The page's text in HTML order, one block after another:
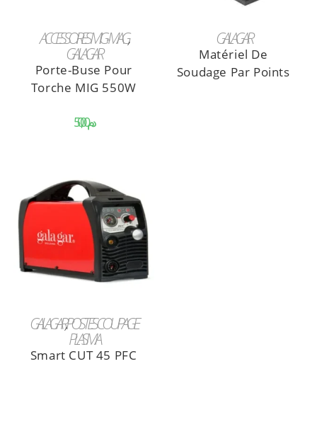
ACCESSOIRES MIG-MAG
GALAGAR
Porte-Buse Pour
Torche MIG 550W
د.م.
50,00
GALAGAR
Matériel De
Soudage Par Points
GALAGAR,POSTES COUPAGE
PLASMA
Smart CUT 45 PFC